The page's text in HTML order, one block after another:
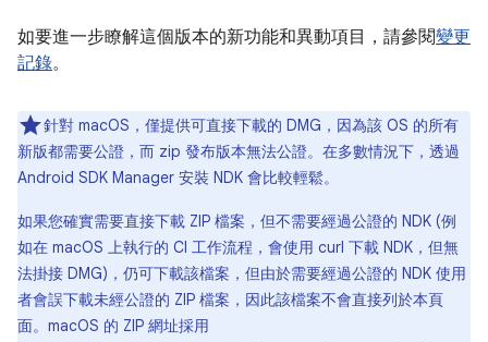
如要進一步瞭解這個版本的新功能和異動項目，請參閱變更
記錄。
針對 macOS，僅提供可直接下載的 DMG，因為該 OS 的所有
新版都需要公證，而 zip 發布版本無法公證。在多數情況下，透過
Android SDK Manager 安裝 NDK 會比較輕鬆。
如果您確實需要直接下載 ZIP 檔案，但不需要經過公證的 NDK (例
如在 macOS 上執行的 CI 工作流程，會使用 curl 下載 NDK，但無
法掛接 DMG)，仍可下載該檔案，但由於需要經過公證的 NDK 使用
者會誤下載未經公證的 ZIP 檔案，因此該檔案不會直接列於本頁
面。macOS 的 ZIP 網址採用